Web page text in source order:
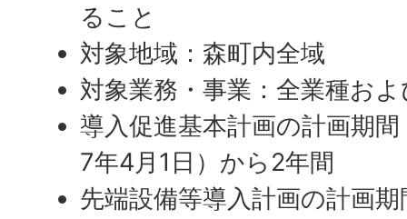
ること
対象地域：森町内全域
対象業務・事業：全業種お
導入促進基本計画の計画期
7年4月1日）から2年間
先端設備等導入計画の計画